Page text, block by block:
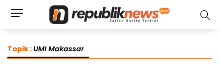
Topik :UMI Makassar